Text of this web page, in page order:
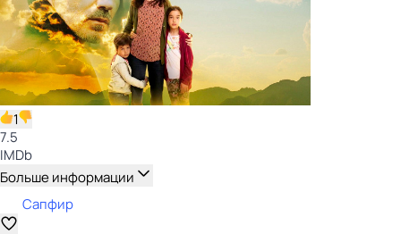
1
7.5
IMDb
Больше информации
Сапфир